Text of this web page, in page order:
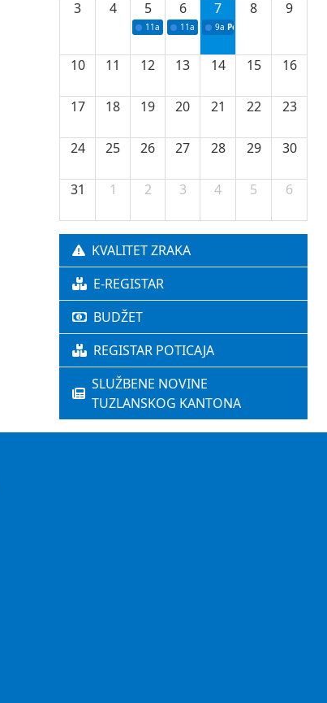
3 4 5
11a Potpisivanje ugovora o stipendijama
6
11a Podrška razvoju vodne
7
9a Početak izgradnje nove
8 9
10 11 12 13 14 15 16
17 18 19 20 21 22 23
24 25 26 27 28 29 30
31 1 2 3 4 5 6
KVALITET ZRAKA
E-REGISTAR
BUDŽET
REGISTAR POTICAJA
SLUŽBENE NOVINE
TUZLANSKOG KANTONA